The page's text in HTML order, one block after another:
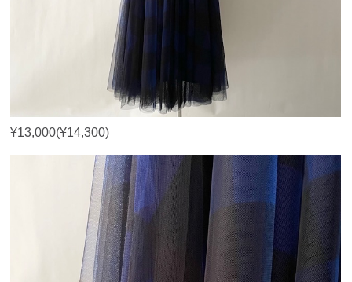
¥13,000(¥14,300)